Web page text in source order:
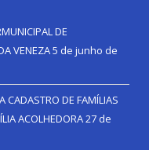
DE
VENEZA5 de junho de
CADASTRO DE FAMÍLIAS
ACOLHEDORA27 de